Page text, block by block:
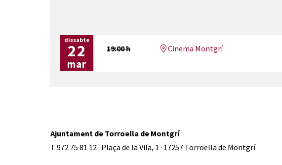
dissabte
22
mar
19:00 h Cinema Montgrí
Ajuntament de Torroella de Montgrí
T 972 75 81 12 · Plaça de la Vila, 1 · 17257 Torroella de Montgrí